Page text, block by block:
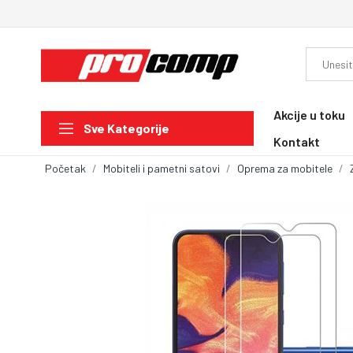
Sve Kategorije
Akcije u toku
Kontakt
Početak Mobiteli i pametni satovi Oprema za mobitele